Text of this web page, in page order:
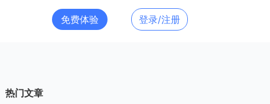
免费体验 登录/注册
热门文章